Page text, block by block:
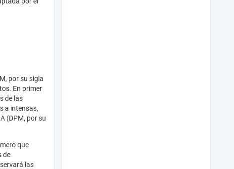
por su sigla
En primer
de las
a intensas,
(DPM, por su
que
de
las